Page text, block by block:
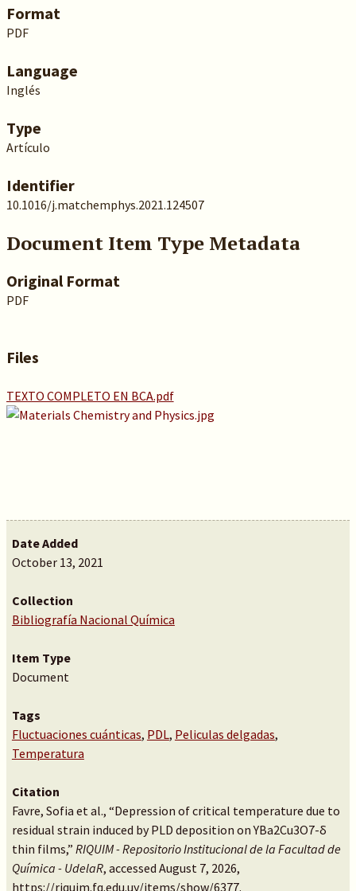
Format
PDF
Language
Inglés
Type
Artículo
Identifier
10.1016/j.matchemphys.2021.124507
Document Item Type Metadata
Original Format
PDF
Files
TEXTO COMPLETO EN BCA.pdf
Date Added
October 13, 2021
Collection
Bibliografía Nacional Química
Item Type
Document
Tags
Fluctuaciones cuánticas, PDL, Peliculas delgadas,
Temperatura
Citation
Favre, Sofia et al., “Depression of critical temperature due to
residual strain induced by PLD deposition on YBa2Cu3O7-δ
thin films,” RIQUIM - Repositorio Institucional de la Facultad de
Química - UdelaR, accessed August 7, 2026,
https://riquim.fq.edu.uy/items/show/6377.